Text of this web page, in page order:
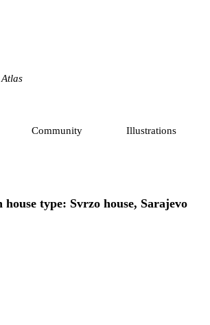
Atlas
Community Illustrations
type: Svrzo house, Sarajevo